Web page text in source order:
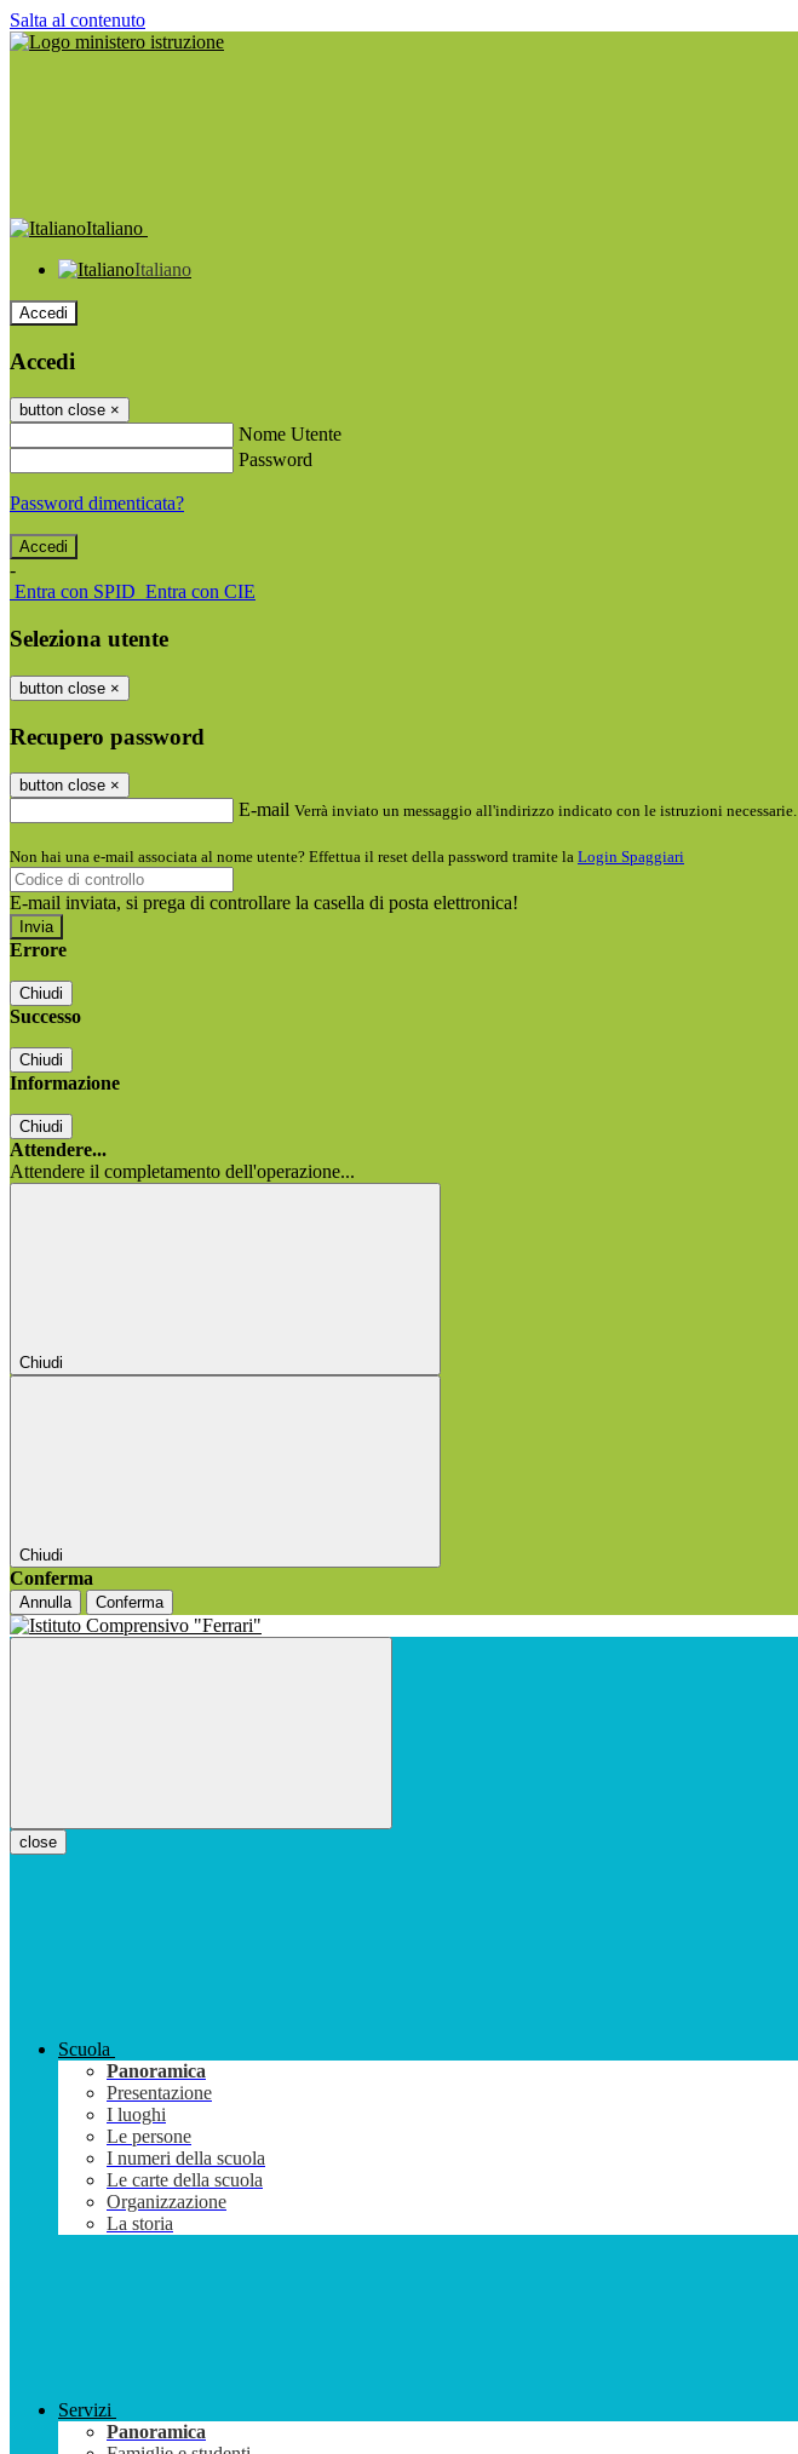
Salta al contenuto
Italiano
Italiano
Accedi
Accedi
button close ×
Nome Utente
Password
Password dimenticata?
-
Entra con SPID Entra con CIE
Seleziona utente
button close ×
Recupero password
button close ×
E-mail Verrà inviato un messaggio all'indirizzo indicato con le istruzioni necessarie.
Non hai una e-mail associata al nome utente? Effettua il reset della password tramite la Login Spaggiari
E-mail inviata, si prega di controllare la casella di posta elettronica!
Errore
Chiudi
Successo
Chiudi
Informazione
Chiudi
Attendere...
Attendere il completamento dell'operazione...
Chiudi
Chiudi
Conferma
Annulla Conferma
close
Scuola
Panoramica
Presentazione
I luoghi
Le persone
I numeri della scuola
Le carte della scuola
Organizzazione
La storia
Servizi
Panoramica